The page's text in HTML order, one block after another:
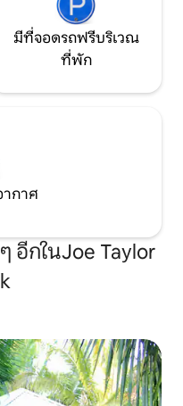
มีที่จอดรถฟรีบริเวณ
ที่พัก
ากาศ
อีกในJoe Taylor